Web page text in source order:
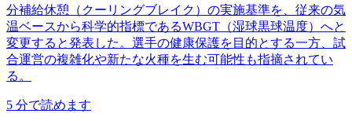
分補給休憩（クーリングブレイク）の実施基準を、従来の気
温ベースから科学的指標であるWBGT（湿球黒球温度）へと
変更すると発表した。選手の健康保護を目的とする一方、試
合運営の複雑化や新たな火種を生む可能性も指摘されてい
る。
5 分で読めます